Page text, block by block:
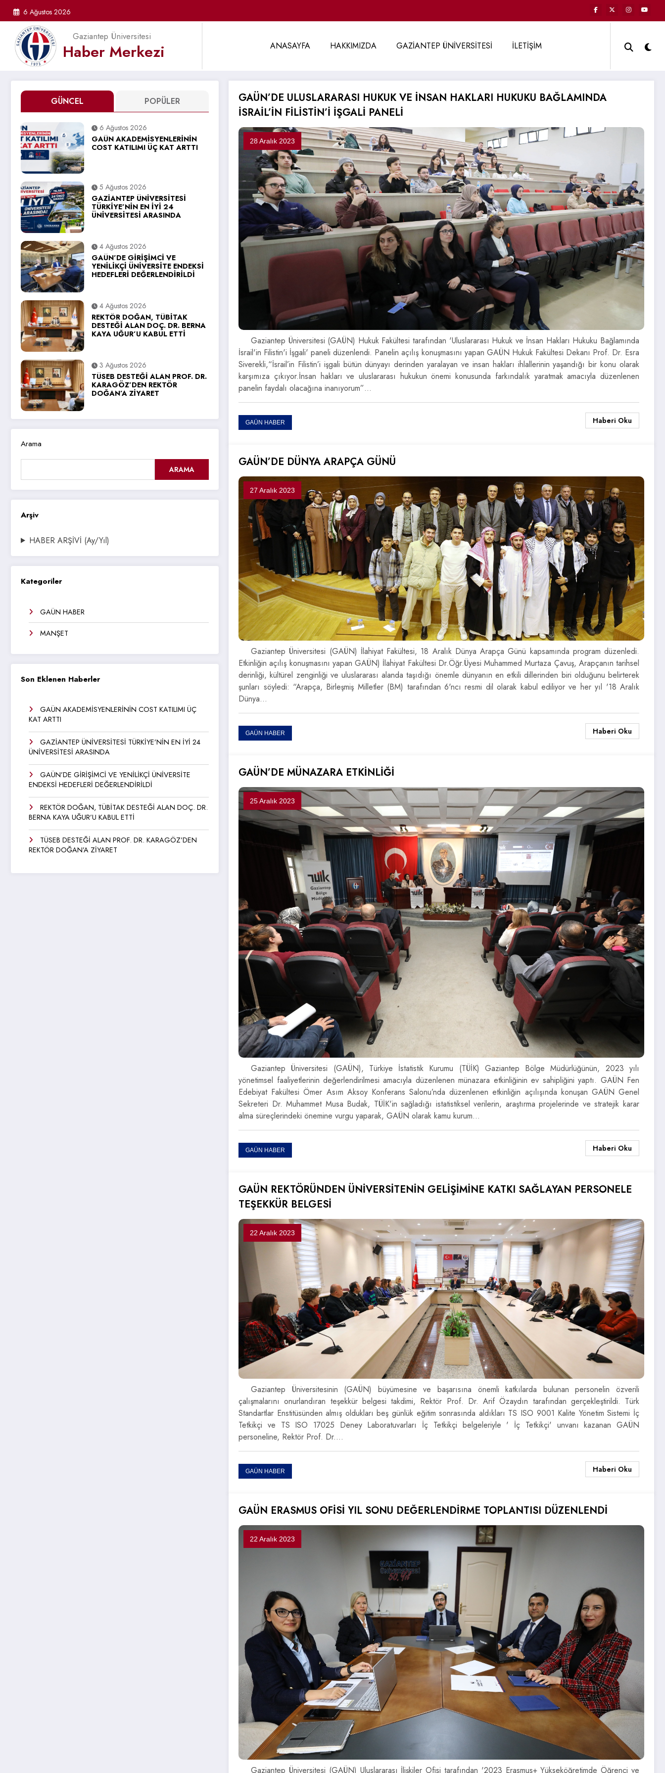
6 Ağustos 2026
Gaziantep Üniversitesi
Haber Merkezi ANASAYFA HAKKIMIZDA GAZİANTEP ÜNİVERSİTESİ İLETİŞİM
GÜNCEL POPÜLER
6 Ağustos 2026
GAÜN AKADEMİSYENLERİNİN
COST KATILIMI ÜÇ KAT ARTTI
5 Ağustos 2026
GAZİANTEP ÜNİVERSİTESİ
TÜRKİYE’NİN EN İYİ 24
ÜNİVERSİTESİ ARASINDA
4 Ağustos 2026
GAÜN’DE GİRİŞİMCİ VE
YENİLİKÇİ ÜNİVERSİTE ENDEKSİ
HEDEFLERİ DEĞERLENDİRİLDİ
4 Ağustos 2026
REKTÖR DOĞAN, TÜBİTAK
DESTEĞİ ALAN DOÇ. DR. BERNA
KAYA UĞUR’U KABUL ETTİ
3 Ağustos 2026
TÜSEB DESTEĞİ ALAN PROF. DR.
KARAGÖZ’DEN REKTÖR
DOĞAN’A ZİYARET
Arama
ARAMA
Arşiv
HABER ARŞİVİ (Ay/Yıl)
Kategoriler
GAÜN HABER
MANŞET
Son Eklenen Haberler
GAÜN AKADEMİSYENLERİNİN COST KATILIMI ÜÇ
KAT ARTTI
GAZİANTEP ÜNİVERSİTESİ TÜRKİYE’NİN EN İYİ 24
ÜNİVERSİTESİ ARASINDA
GAÜN’DE GİRİŞİMCİ VE YENİLİKÇİ ÜNİVERSİTE
ENDEKSİ HEDEFLERİ DEĞERLENDİRİLDİ
REKTÖR DOĞAN, TÜBİTAK DESTEĞİ ALAN DOÇ. DR.
BERNA KAYA UĞUR’U KABUL ETTİ
TÜSEB DESTEĞİ ALAN PROF. DR. KARAGÖZ’DEN
REKTÖR DOĞAN’A ZİYARET
GAÜN’DE ULUSLARARASI HUKUK VE İNSAN HAKLARI HUKUKU BAĞLAMINDA
İSRAİL’İN FİLİSTİN’İ İŞGALİ PANELİ
28 Aralık 2023
Gaziantep Üniversitesi (GAÜN) Hukuk Fakültesi tarafından 'Uluslararası Hukuk ve İnsan Hakları Hukuku Bağlamında
İsrail'in Filistin'i İşgali' paneli düzenlendi. Panelin açılış konuşmasını yapan GAÜN Hukuk Fakültesi Dekanı Prof. Dr. Esra
Siverekli,“İsrail’in Filistin’i işgali bütün dünyayı derinden yaralayan ve insan hakları ihlallerinin yaşandığı bir konu olarak
karşımıza çıkıyor.İnsan hakları ve uluslararası hukukun önemi konusunda farkındalık yaratmak amacıyla düzenlenen
panelin faydalı olacağına inanıyorum”…
GAÜN HABER Haberi Oku
GAÜN’DE DÜNYA ARAPÇA GÜNÜ
27 Aralık 2023
Gaziantep Üniversitesi (GAÜN) İlahiyat Fakültesi, 18 Aralık Dünya Arapça Günü kapsamında program düzenledi.
Etkinliğin açılış konuşmasını yapan GAÜN) İlahiyat Fakültesi Dr.Öğr.Üyesi Muhammed Murtaza Çavuş, Arapçanın tarihsel
derinliği, kültürel zenginliği ve uluslararası alanda taşıdığı önemle dünyanın en etkili dillerinden biri olduğunu belirterek
şunları söyledi: “Arapça, Birleşmiş Milletler (BM) tarafından 6'ncı resmi dil olarak kabul ediliyor ve her yıl '18 Aralık
Dünya…
GAÜN HABER Haberi Oku
GAÜN’DE MÜNAZARA ETKİNLİĞİ
25 Aralık 2023
Gaziantep Üniversitesi (GAÜN), Türkiye İstatistik Kurumu (TÜİK) Gaziantep Bölge Müdürlüğünün, 2023 yılı
yönetimsel faaliyetlerinin değerlendirilmesi amacıyla düzenlenen münazara etkinliğinin ev sahipliğini yaptı. GAÜN Fen
Edebiyat Fakültesi Ömer Asım Aksoy Konferans Salonu’nda düzenlenen etkinliğin açılışında konuşan GAÜN Genel
Sekreteri Dr. Muhammet Musa Budak, TÜİK'in sağladığı istatistiksel verilerin, araştırma projelerinde ve stratejik karar
alma süreçlerindeki önemine vurgu yaparak, GAÜN olarak kamu kurum…
GAÜN HABER Haberi Oku
GAÜN REKTÖRÜNDEN ÜNİVERSİTENİN GELİŞİMİNE KATKI SAĞLAYAN PERSONELE
TEŞEKKÜR BELGESİ
22 Aralık 2023
Gaziantep Üniversitesinin (GAÜN) büyümesine ve başarısına önemli katkılarda bulunan personelin özverili
çalışmalarını onurlandıran teşekkür belgesi takdimi, Rektör Prof. Dr. Arif Özaydın tarafından gerçekleştirildi. Türk
Standartlar Enstitüsünden almış oldukları beş günlük eğitim sonrasında aldıkları TS ISO 9001 Kalite Yönetim Sistemi İç
Tetkikçi ve TS ISO 17025 Deney Laboratuvarları İç Tetkikçi belgeleriyle ' İç Tetkikçi' unvanı kazanan GAÜN
personeline, Rektör Prof. Dr.…
GAÜN HABER Haberi Oku
GAÜN ERASMUS OFİSİ YIL SONU DEĞERLENDİRME TOPLANTISI DÜZENLENDİ
22 Aralık 2023
Gaziantep Üniversitesi (GAÜN) Uluslararası İlişkiler Ofisi tarafından '2023 Erasmus+ Yükseköğretimde Öğrenci ve